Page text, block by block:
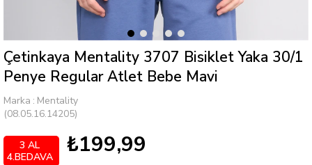
Çetinkaya Mentality 3707 Bisiklet Yaka 30/1
Penye Regular Atlet Bebe Mavi
Marka : Mentality
(08.05.16.14205)
₺199,99
3 AL
4.BEDAVA